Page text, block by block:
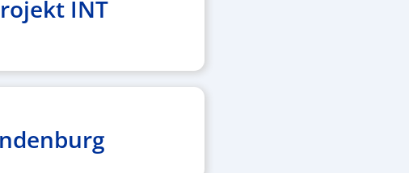
INT